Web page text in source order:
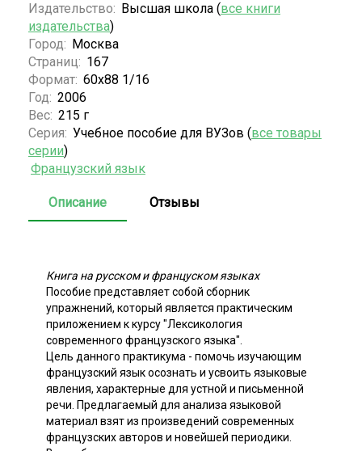
Издательство: Высшая школа (все книги
издательства)
Город: Москва
Страниц: 167
Формат: 60х88 1/16
Год: 2006
Вес: 215 г
Серия: Учебное пособие для ВУЗов (все товары
серии)
Французский язык
Описание Отзывы
Книга на русском и француском языках
Пособие представляет собой сборник
упражнений, который является практическим
приложением к курсу "Лексикология
современного французского языка".
Цель данного практикума - помочь изучающим
французский язык осознать и усвоить языковые
явления, характерные для устной и письменной
речи. Предлагаемый для анализа языковой
материал взят из произведений современных
французских авторов и новейшей периодики.